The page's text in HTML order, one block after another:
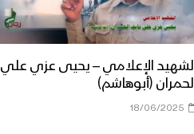
الشهيد الإعلامي – يحيى عزي علي
الحمران (أبوهاشم)
18/06/2025